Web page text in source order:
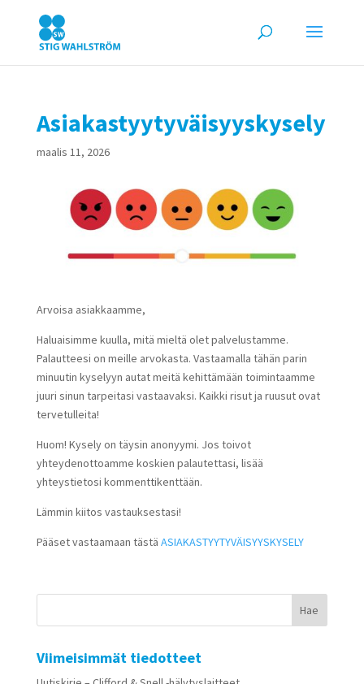
Asiakastyytyväisyyskysely
maalis 11, 2026
Arvoisa asiakkaamme,
Haluaisimme kuulla, mitä mieltä olet palvelustamme.
Palautteesi on meille arvokasta. Vastaamalla tähän parin
minuutin kyselyyn autat meitä kehittämään toimintaamme
juuri sinun tarpeitasi vastaavaksi. Kaikki risut ja ruusut ovat
tervetulleita!
Huom! Kysely on täysin anonyymi. Jos toivot
yhteydenottoamme koskien palautettasi, lisää
yhteystietosi kommenttikenttään.
Lämmin kiitos vastauksestasi!
Pääset vastaamaan tästä ASIAKASTYYTYVÄISYYSKYSELY
Viimeisimmät tiedotteet